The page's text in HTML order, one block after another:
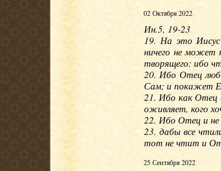
02 Октября 2022
Ин.5, 19-23
19. На это
ничего не
творящего: ибо
20. Ибо Отец
Сам; и покажет
21. Ибо как
оживляет, кого
22. Ибо Отец и не
23. дабы все
тот не чтит и
25 Сентября 2022